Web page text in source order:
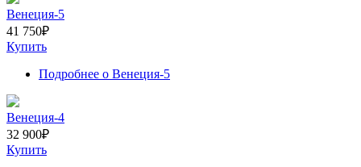
Венеция-5
41 750₽
Купить
Подробнее о Венеция-5
Венеция-4
32 900₽
Купить